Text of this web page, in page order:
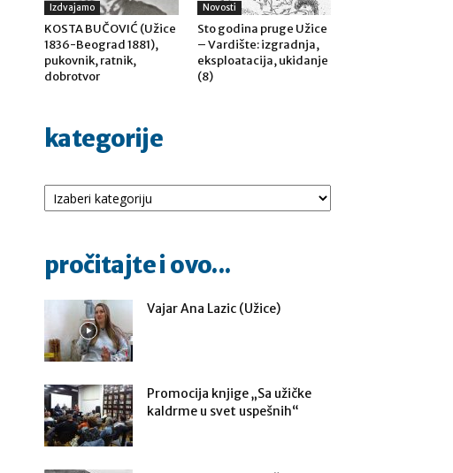
Izdvajamo
KOSTA BUČOVIĆ (Užice
1836-Beograd 1881),
pukovnik, ratnik,
dobrotvor
Novosti
Sto godina pruge Užice
– Vardište: izgradnja,
eksploatacija, ukidanje
(8)
kategorije
Kategorije
pročitajte i ovo...
Vajar Ana Lazic (Užice)
Promocija knjige „Sa užičke
kaldrme u svet uspešnih“